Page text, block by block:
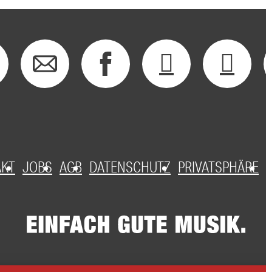
JOBS AGB DATENSCHUTZ PRIVATSPHÄRE